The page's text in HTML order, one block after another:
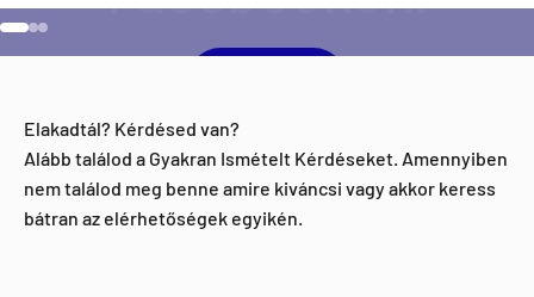
Elakadtál? Kérdésed van?
Alább találod a Gyakran Ismételt Kérdéseket. Amennyiben
nem találod meg benne amire kiváncsi vagy akkor keress
bátran az elérhetőségek egyikén.